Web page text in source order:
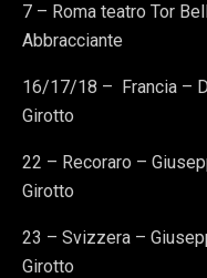
7 – Roma teatro Tor
Abbracciante
16/17/18 – Francia –
Girotto
22 – Recoraro –
Girotto
23 – Svizzera –
Girotto